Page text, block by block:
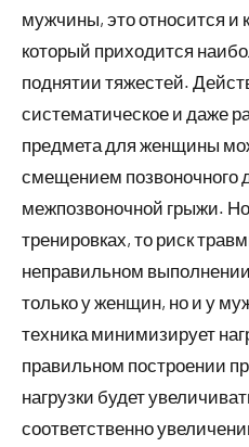
мужчины, это относится и
который приходится
поднятии тяжестей.
систематическое и даже
предмета для женщины
смещением позвоночного
межпозвоночной грыжи.
тренировках, то риск
неправильном
только у женщин, но и у
техника минимизирует
правильном построении
нагрузки будет
соответственно